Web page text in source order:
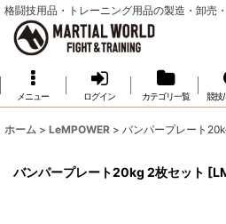
格闘技用品・トレーニング用品の製造・卸売
メニュー ログイン カテゴリ一覧 競技
ホーム > LeMPOWER > バンパープレート
バンパープレート20kg 2枚セット [